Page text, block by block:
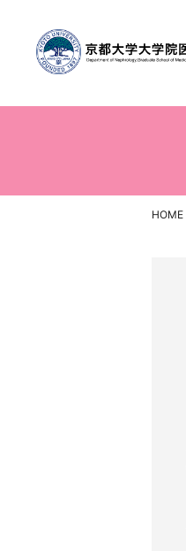
HOME